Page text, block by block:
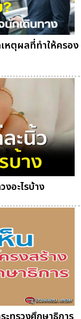
หตุผลที่ทำให้ครอง
อะไรบ้าง